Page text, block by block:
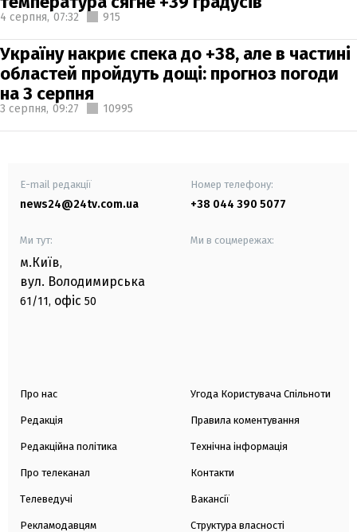
4 серпня, 07:32 915
Україну накриє спека до +38, але в частині
областей пройдуть дощі: прогноз погоди
на 3 серпня
3 серпня, 09:27 10995
E-mail редакції
news24@24tv.com.ua
Номер телефону:
+38 044 390 5077
Ми тут:
м.Київ,
вул. Володимирська
61/11, офіс 50
Ми в соцмережах:
Про нас
Редакція
Редакційна політика
Про телеканал
Телеведучі
Рекламодавцям
Угода Користувача Спільноти
Правила коментування
Технічна інформація
Контакти
Вакансії
Структура власності